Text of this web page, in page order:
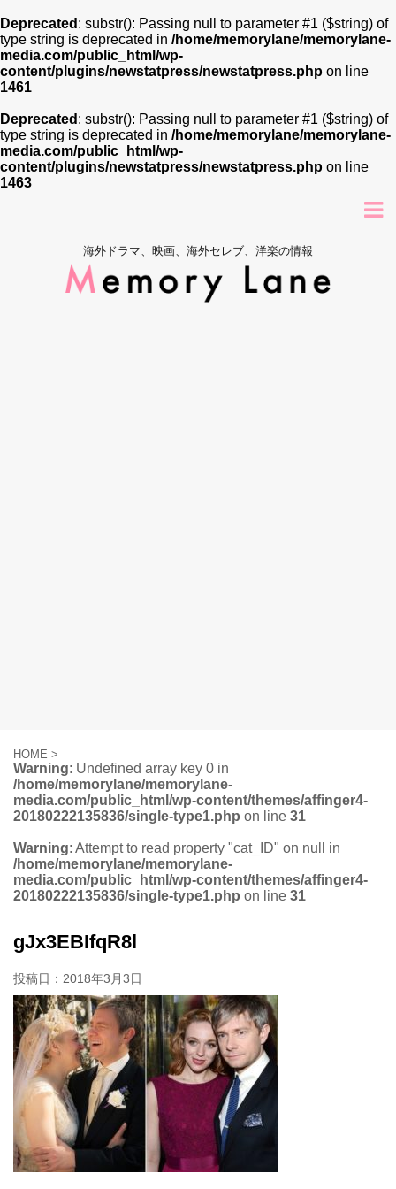
Deprecated : substr(): Passing null to parameter #1 ($string) of
type string is deprecated in /home/memorylane/memorylane-
media.com/public_html/wp-
content/plugins/newstatpress/newstatpress.php on line
1461
Deprecated : substr(): Passing null to parameter #1 ($string) of
type string is deprecated in /home/memorylane/memorylane-
media.com/public_html/wp-
content/plugins/newstatpress/newstatpress.php on line
1463
海外ドラマ、映画、海外セレブ、洋楽の情報
HOME >
Warning: Undefined array key 0 in
/home/memorylane/memorylane-
media.com/public_html/wp-content/themes/affinger4-
20180222135836/single-type1.php on line 31
Warning: Attempt to read property "cat_ID" on null in
/home/memorylane/memorylane-
media.com/public_html/wp-content/themes/affinger4-
20180222135836/single-type1.php on line 31
gJx3EBIfqR8l
投稿日： 2018年3月3日